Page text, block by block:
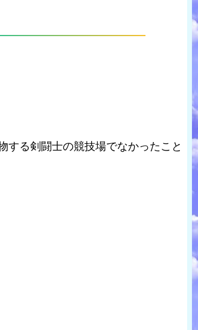
する剣闘士の競技場でなかったこと